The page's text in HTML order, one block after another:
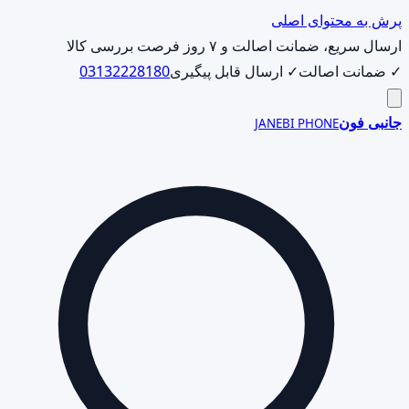
پرش به محتوای اصلی
ارسال سریع، ضمانت اصالت و ۷ روز فرصت بررسی کالا
✓ ضمانت اصالت✓ ارسال قابل پیگیری03132228180
جانبی فونJANEBI PHONE